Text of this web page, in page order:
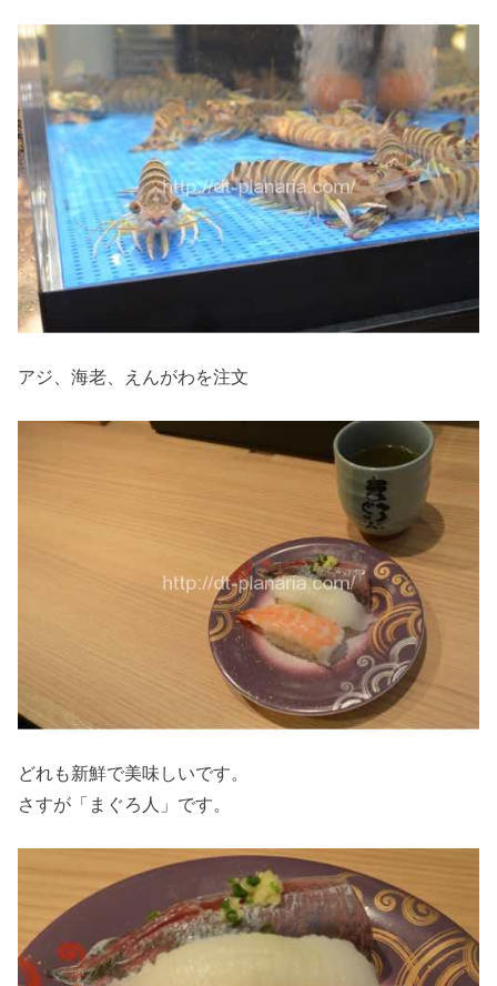
アジ、海老、えんがわを注文
どれも新鮮で美味しいです。
さすが「まぐろ人」です。